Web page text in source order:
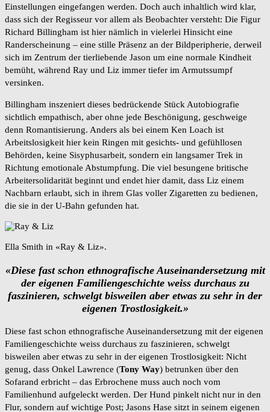
Einstellungen eingefangen werden. Doch auch inhaltlich wird klar,
dass sich der Regisseur vor allem als Beobachter versteht: Die Figur
Richard Billingham ist hier nämlich in vielerlei Hinsicht eine
Randerscheinung – eine stille Präsenz an der Bildperipherie, derweil
sich im Zentrum der tierliebende Jason um eine normale Kindheit
bemüht, während Ray und Liz immer tiefer im Armutssumpf
versinken.
Billingham inszeniert dieses bedrückende Stück Autobiografie
sichtlich empathisch, aber ohne jede Beschönigung, geschweige
denn Romantisierung. Anders als bei einem Ken Loach ist
Arbeitslosigkeit hier kein Ringen mit gesichts- und gefühllosen
Behörden, keine Sisyphusarbeit, sondern ein langsamer Trek in
Richtung emotionale Abstumpfung. Die viel besungene britische
Arbeitersolidarität beginnt und endet hier damit, dass Liz einem
Nachbarn erlaubt, sich in ihrem Glas voller Zigaretten zu bedienen,
die sie in der U-Bahn gefunden hat.
Ella Smith in «Ray & Liz».
«Diese fast schon ethnografische Auseinandersetzung mit
der eigenen Familiengeschichte weiss durchaus zu
faszinieren, schwelgt bisweilen aber etwas zu sehr in der
eigenen Trostlosigkeit.»
Diese fast schon ethnografische Auseinandersetzung mit der eigenen
Familiengeschichte weiss durchaus zu faszinieren, schwelgt
bisweilen aber etwas zu sehr in der eigenen Trostlosigkeit: Nicht
genug, dass Onkel Lawrence (Tony Way) betrunken über den
Sofarand erbricht – das Erbrochene muss auch noch vom
Familienhund aufgeleckt werden. Der Hund pinkelt nicht nur in den
Flur, sondern auf wichtige Post; Jasons Hase sitzt in seinem eigenen